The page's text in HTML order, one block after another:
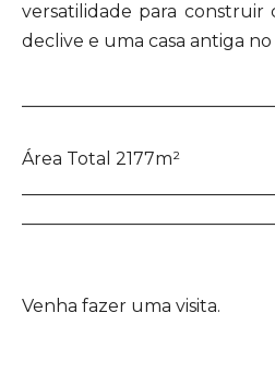
versatilidade para construir
declive e uma casa antiga
Área Total 2177m²
Venha fazer uma visita.